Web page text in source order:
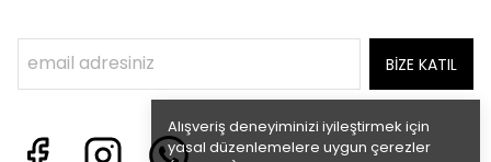
Alışveriş deneyiminizi iyileştirmek için
yasal düzenlemelere uygun çerezler
BİZE KATIL